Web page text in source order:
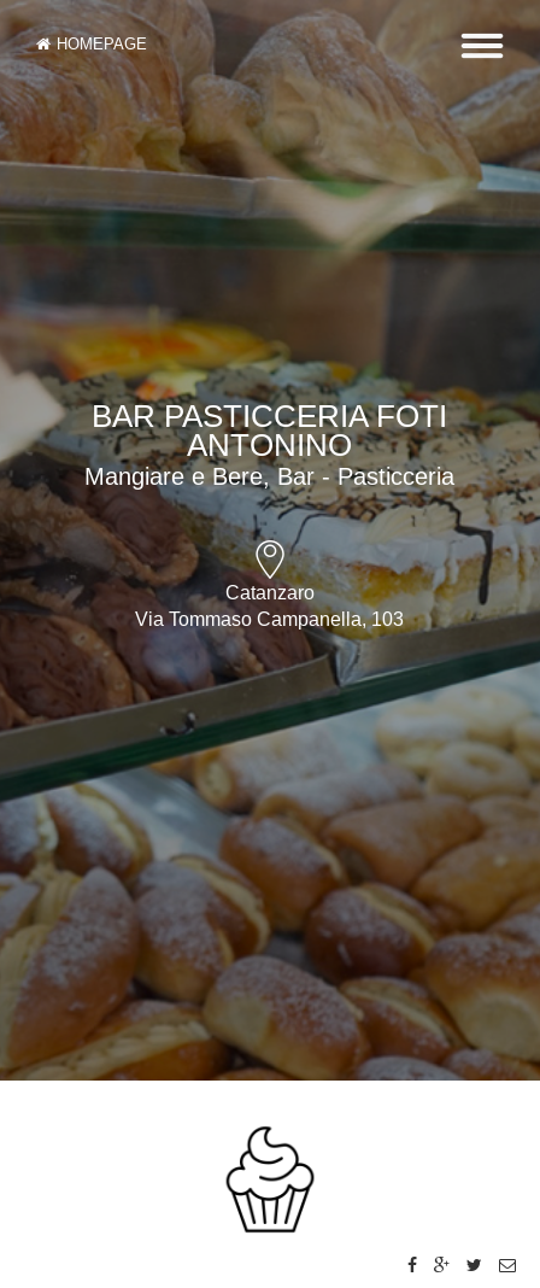
HOMEPAGE
BAR PASTICCERIA FOTI
ANTONINO
Mangiare e Bere, Bar - Pasticceria
Catanzaro
Via Tommaso Campanella, 103